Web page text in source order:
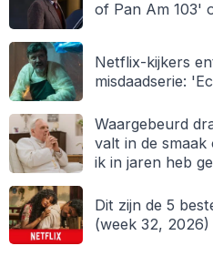
of Pan Am 103'
Netflix-kijkers
misdaadserie:
Waargebeurd
valt in de
ik in jaren heb
Dit zijn de 5
(week 32, 2026)